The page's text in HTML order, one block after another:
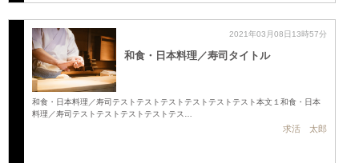
2021年03月08日13時57分
和食・日本料理／寿司タイトル
和食・日本料理／寿司テストテストテストテストテストテスト本文１和食・日本
料理／寿司テストテストテストテストテス…
求活 太郎